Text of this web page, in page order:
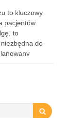
to kluczowy
pacjentów.
to
do
ćwiczenia oraz